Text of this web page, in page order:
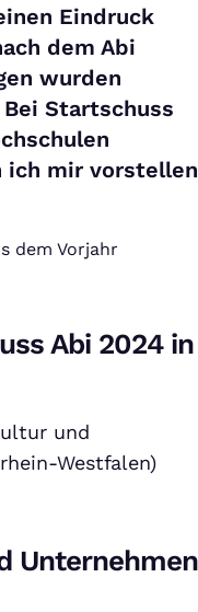
Eindruck
dem Abi
wurden
Startschuss
ich mir vorstellen
dem Vorjahr
Abi 2024 in
und
Westfalen)
Unternehmen